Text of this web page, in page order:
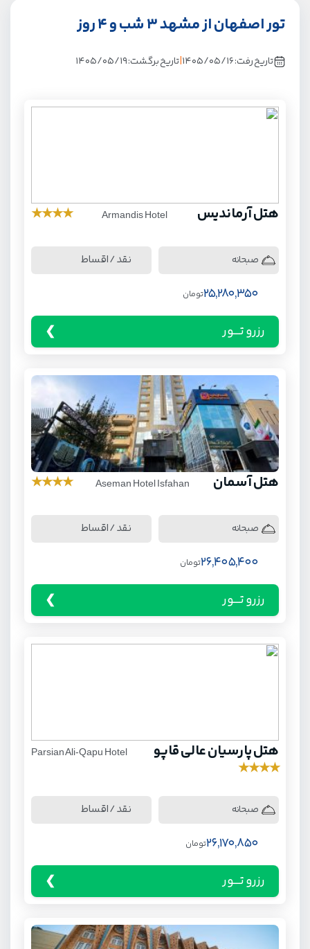
تور اصفهان از مشهد 3 شب و 4 روز
تاریخ رفت:۱۴۰۵/۰۵/۱۶|تاریخ برگشت:۱۴۰۵/۰۵/۱۹
هتل آرماندیس Armandis Hotel
★
★
★
★
صبحانه نقد / اقساط
25,280,350تومان
رزرو تـــور
هتل آسمان Aseman Hotel Isfahan
★
★
★
★
صبحانه نقد / اقساط
26,405,400تومان
رزرو تـــور
هتل پارسیان عالی قاپو Parsian Ali-Qapu Hotel
★
★
★
★
صبحانه نقد / اقساط
26,170,850تومان
رزرو تـــور